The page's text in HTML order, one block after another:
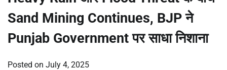
Sand Mining Continues, BJP ने
Punjab Government पर साधा निशाना
Posted on July 4, 2025